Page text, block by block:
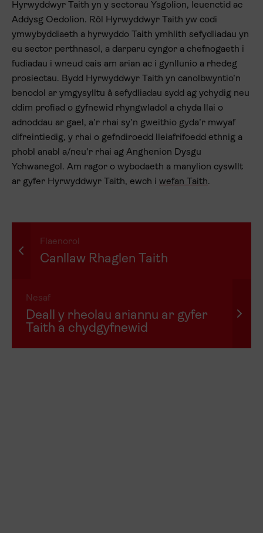
Hyrwyddwyr Taith yn y sectorau Ysgolion, Ieuenctid ac
Addysg Oedolion. Rôl Hyrwyddwyr Taith yw codi
ymwybyddiaeth a hyrwyddo Taith ymhlith sefydliadau yn
eu sector perthnasol, a darparu cyngor a chefnogaeth i
fudiadau i wneud cais am arian ac i gynllunio a rhedeg
prosiectau. Bydd Hyrwyddwyr Taith yn canolbwyntio’n
benodol ar ymgysylltu â sefydliadau sydd ag ychydig neu
ddim profiad o gyfnewid rhyngwladol a chyda llai o
adnoddau ar gael, a’r rhai sy’n gweithio gyda’r mwyaf
difreintiedig, y rhai o gefndiroedd lleiafrifoedd ethnig a
phobl anabl a/neu’r rhai ag Anghenion Dysgu
Ychwanegol. Am ragor o wybodaeth a manylion cyswllt
ar gyfer Hyrwyddwyr Taith, ewch i wefan Taith.
Flaenorol
Canllaw Rhaglen Taith
Nesaf
Deall y rheolau ariannu ar gyfer
Taith a chydgyfnewid